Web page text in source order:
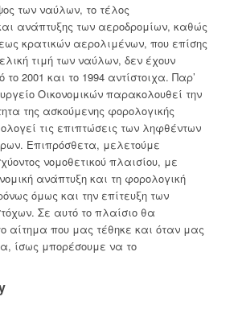
των ναύλων, το τέλος
ανάπτυξης των αεροδρομίων, καθώς
κρατικών αερολιμένων, που επίσης
τιμή των ναύλων, δεν έχουν
2001 και το 1994 αντίστοιχα. Παρ’
Οικονομικών παρακολουθεί την
της ασκούμενης φορολογικής
τις επιπτώσεις των ληφθέντων
Επιπρόσθετα, μελετούμε
νομοθετικού πλαισίου, με
ανάπτυξη και τη φορολογική
όμως και την επίτευξη των
Σε αυτό το πλαίσιο θα
αίτημα που μας τέθηκε και όταν μας
ίσως μπορέσουμε να το